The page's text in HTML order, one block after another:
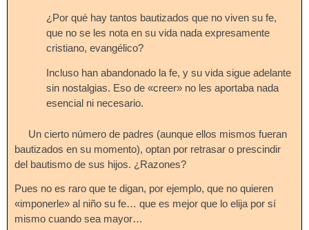
¿Por qué hay tantos bautizados que no viven su fe,
que no se les nota en su vida nada expresamente
cristiano, evangélico?
Incluso han abandonado la fe, y su vida sigue adelante
sin nostalgias. Eso de «creer» no les aportaba nada
esencial ni necesario.
Un cierto número de padres (aunque ellos mismos fueran
bautizados en su momento), optan por retrasar o prescindir
del bautismo de sus hijos. ¿Razones?
Pues no es raro que te digan, por ejemplo, que no quieren
«imponerle» al niño su fe… que es mejor que lo elija por sí
mismo cuando sea mayor…